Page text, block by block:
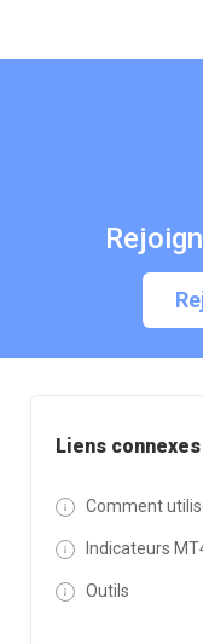
Liens connexes
Comment
Indicateurs
Outils